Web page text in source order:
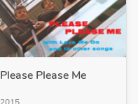
Please Please Me